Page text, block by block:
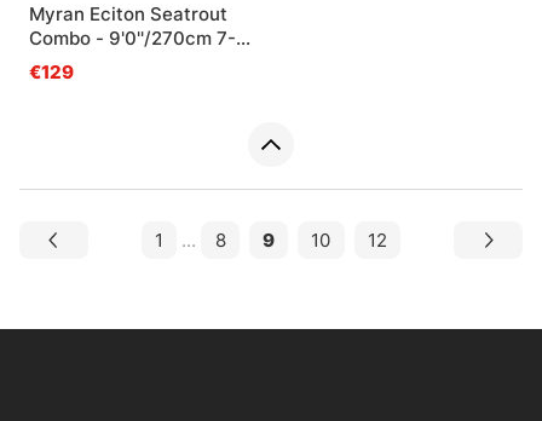
Myran Eciton Seatrout
Combo - 9'0''/270cm 7-
28g
€129
1 ... 8 9 10 12